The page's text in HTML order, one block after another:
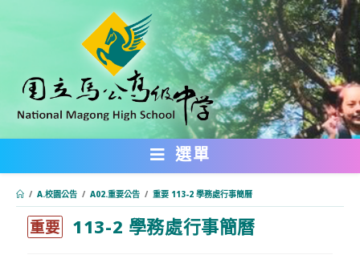
內
選單
/ A.校園公告 / A02.重要公告 / 重要 113-2 學務處行事簡曆
重要 113-2 學務處行事簡曆